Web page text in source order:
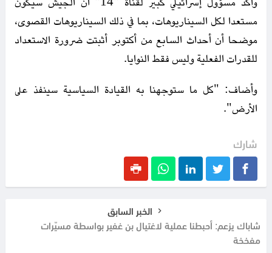
مستعدا لكل السيناريوهات، بما في ذلك السيناريوهات القصوى،
موضحا أن أحداث السابع من أكتوبر أثبتت ضرورة الاستعداد
للقدرات الفعلية وليس فقط النوايا.
وأضاف: "كل ما ستوجهنا به القيادة السياسية سينفذ على
الأرض".
شارك
الخبر السابق
شاباك يزعم: أحبطنا عملية لاغتيال بن غفير بواسطة مسيّرات
مفخخة